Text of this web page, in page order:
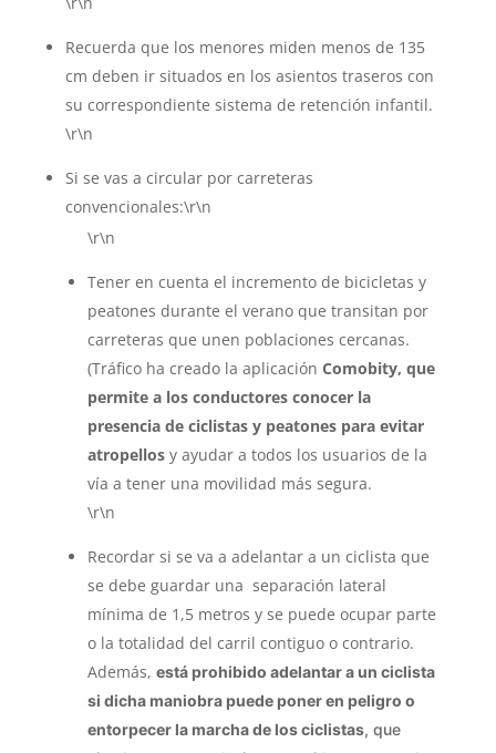
Recuerda que los menores miden menos de 135
cm deben ir situados en los asientos traseros con
su correspondiente sistema de retención infantil.
\r\n
Si se vas a circular por carreteras
convencionales:\r\n
\r\n
Tener en cuenta el incremento de bicicletas y
peatones durante el verano que transitan por
carreteras que unen poblaciones cercanas.
(Tráfico ha creado la aplicación Comobity, que
permite a los conductores conocer la
presencia de ciclistas y peatones para evitar
atropellosy ayudar a todos los usuarios de la
vía a tener una movilidad más segura.
\r\n
Recordar si se va a adelantar a un ciclista que
se debe guardar una separación lateral
mínima de 1,5 metros y se puede ocupar parte
o la totalidad del carril contiguo o contrario.
Además, está prohibido adelantar a un ciclista
si dicha maniobra puede poner en peligro o
entorpecer la marcha de los ciclistas, que